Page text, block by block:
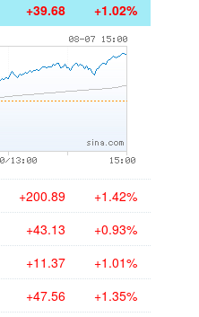
+39.68 +1.02%
+200.89 +1.42%
+43.13 +0.93%
+11.37 +1.01%
+47.56 +1.35%